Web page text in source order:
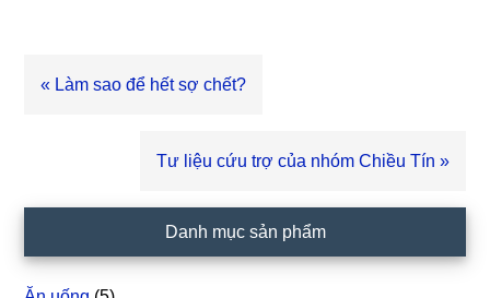
Bài
« Làm sao để hết sợ chết?
Bài
Tư liệu cứu trợ của nhóm Chiều Tín »
chính
Danh mục sản phẩm